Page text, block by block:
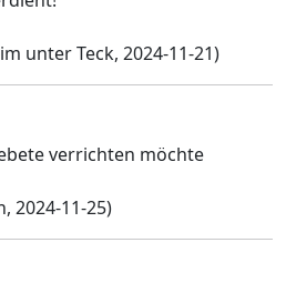
unter Teck, 2024-11-21)
verrichten möchte
2024-11-25)